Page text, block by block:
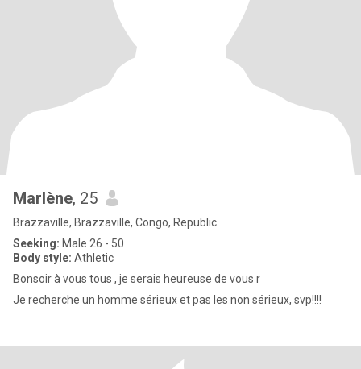
Marlène, 25
Brazzaville, Brazzaville, Congo, Republic
Seeking: Male 26 - 50
Body style: Athletic
Bonsoir à vous tous , je serais heureuse de vous r
Je recherche un homme sérieux et pas les non sérieux, svp!!!!